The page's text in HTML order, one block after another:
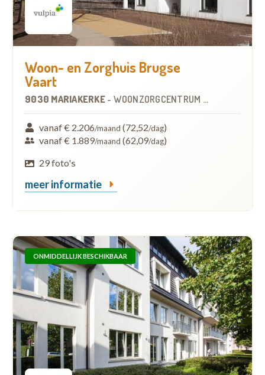
Woon- en Zorghuis Brugse
Vaart
9030 MARIAKERKE - WOONZORGCENTRUM (WZC)
vanaf € 2.206/maand (72,52/dag)
vanaf € 1.889/maand (62,09/dag)
29 foto's
meer informatie
ONMIDDELLIJK BESCHIKBAAR